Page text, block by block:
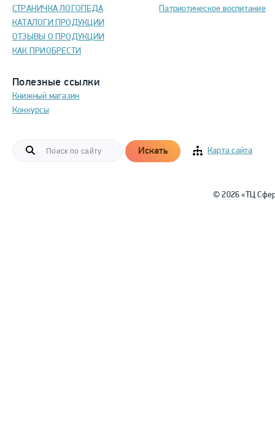
СТРАНИЧКА ЛОГОПЕДА
КАТАЛОГИ ПРОДУКЦИИ
ОТЗЫВЫ О ПРОДУКЦИИ
КАК ПРИОБРЕСТИ
Полезные ссылки
Книжный магазин
Конкурсы
Патриотическое воспитание
Искать Карта сайта
© 2026 «ТЦ